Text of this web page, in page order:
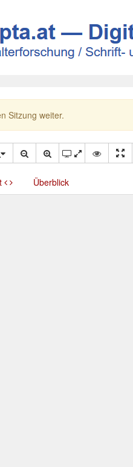
Sitzung weiter.
Überblick